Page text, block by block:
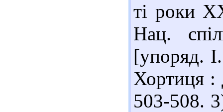
ті роки
Нац.
[упоряд.
Хортиця :
503-508.